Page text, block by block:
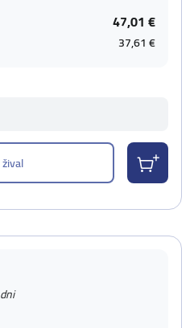
47,01 €
37,61 €